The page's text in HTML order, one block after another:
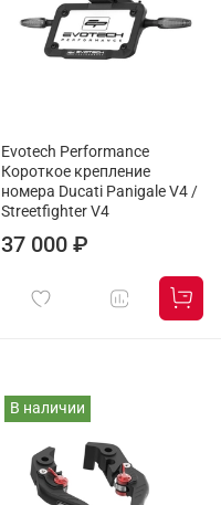
Evotech Performance
Короткое крепление
номера Ducati Panigale V4 /
Streetfighter V4
37 000 ₽
В наличии